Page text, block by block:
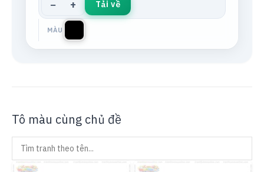
− + Tải về
MÀU
Tô màu cùng chủ đề